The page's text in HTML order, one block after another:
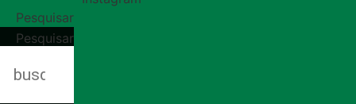
Pesquisar
Pesquisar